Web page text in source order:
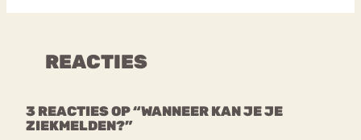
REACTIES
3 REACTIES OP “WANNEER KAN JE JE
ZIEKMELDEN?”